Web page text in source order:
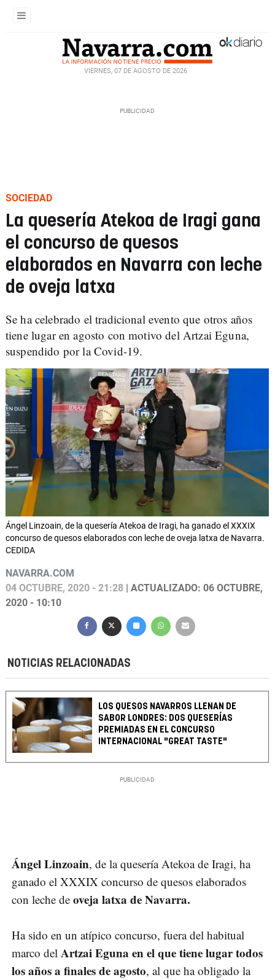
VIERNES, 07 DE AGOSTO DE 2026
SOCIEDAD
La quesería Atekoa de Iragi gana
el concurso de quesos
elaborados en Navarra con leche
de oveja latxa
Se ha celebrado el tradicional evento que otros años
tiene lugar en agosto con motivo del Artzai Eguna,
suspendido por la Covid-19.
Ángel Linzoain, de la quesería Atekoa de Iragi, ha ganado el XXXIX
concurso de quesos elaborados con leche de oveja latxa de Navarra.
CEDIDA
NAVARRA.COM
04 OCTUBRE, 2020 - 21:28 | ACTUALIZADO: 06 OCTUBRE,
2020 - 10:10
NOTICIAS RELACIONADAS
LOS QUESOS NAVARROS LLENAN DE
SABOR LONDRES: DOS QUESERÍAS
PREMIADAS EN EL CONCURSO
INTERNACIONAL "GREAT TASTE"
Ángel Linzoain, de la quesería Atekoa de Iragi, ha
ganado el XXXIX concurso de quesos elaborados
con leche de oveja latxa de Navarra.
Ha sido en un atípico concurso, fuera del habitual
marco del Artzai Eguna en el que tiene lugar todos
los años a finales de agosto, al que ha obligado la